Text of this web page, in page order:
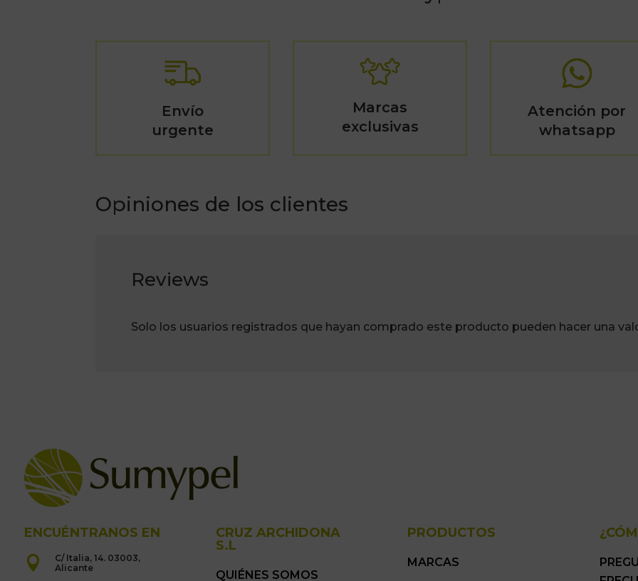
Envío
urgente
Marcas
exclusivas
Atención por
whatsapp
Opiniones de los clientes
Reviews
Solo los usuarios registrados que hayan comprado este producto pueden hacer una
ENCUÉNTRANOS EN

C/ Italia, 14. 03003,
Alicante
CRUZ ARCHIDONA
S.L
QUIÉNES SOMOS
PRODUCTOS
MARCAS